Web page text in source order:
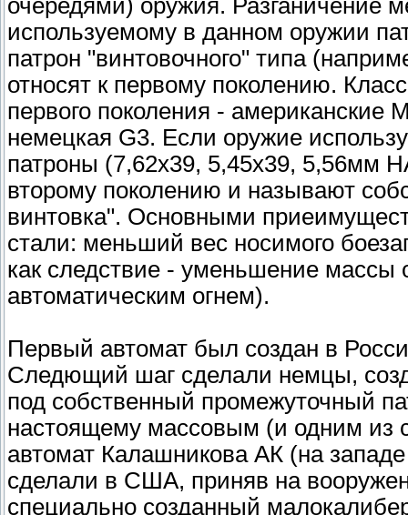
очередями) оружия. Разганичение
используемому в данном оружии
патрон "винтовочного" типа
относят к первому поколению.
первого поколения - американские
немецкая G3. Если оружие
патроны (7,62х39, 5,45х39, 5,56мм
второму поколению и называют
винтовка". Основными
стали: меньший вес носимого
как следствие - уменьшение массы
автоматическим огнем).
Первый автомат был создан в
Следющий шаг сделали немцы,
под собственный промежуточный
настоящему массовым (и одним из
автомат Калашникова АК (на
сделали в США, приняв на
специально созданный